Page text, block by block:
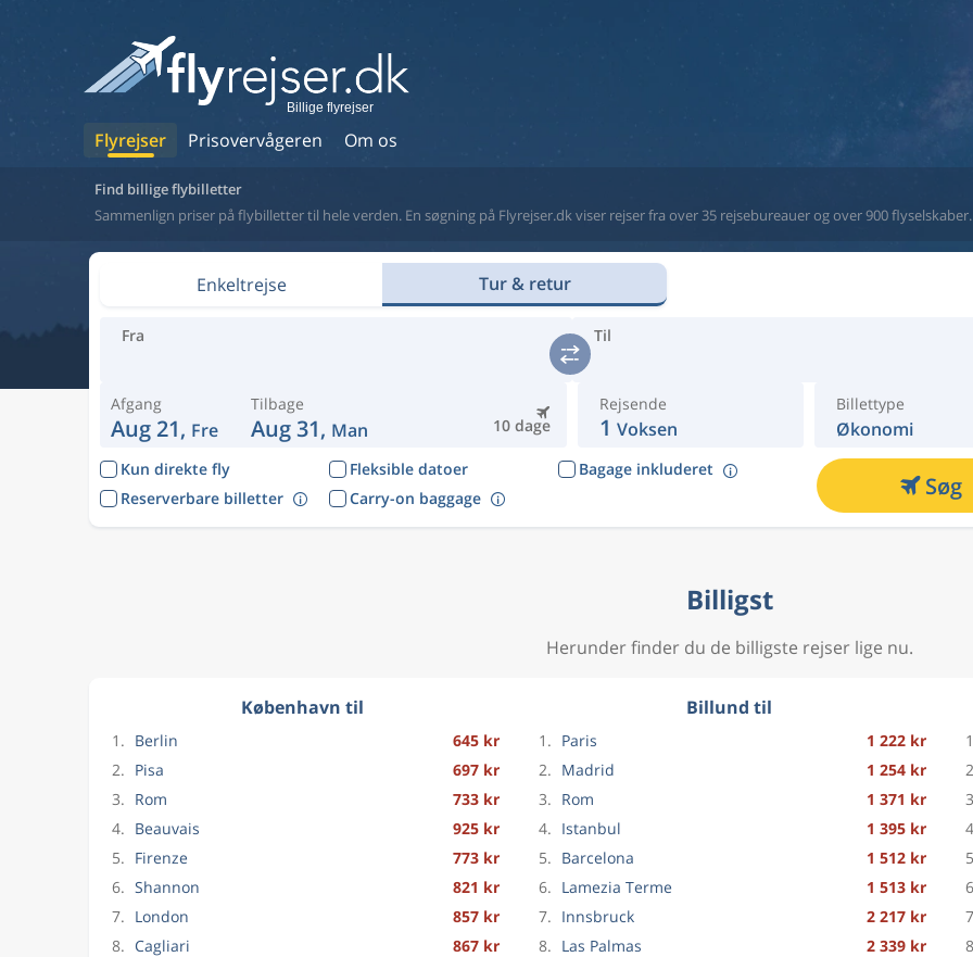
Flyrejser Prisovervågeren Om os
Billige flyrejser
Find billige flybilletter
Find billige flybilletter
Sammenlign priser på flybilletter til hele verden. En søgning på Flyrejser.dk viser rejser fra over 35 rejsebureauer og over 900
Enkeltrejse Tur & retur
Fra Til
Afgang
Aug 21, Fre 10 dage
Tilbage
Aug 31, Man
Rejsende
1 Voksen
Billettype
Økonomi
Kun direkte fly Fleksible datoer
Bagage inkluderet
Reserverbare billetter
Carry-on baggage Søg
Billigst
Herunder finder du de billigste rejser lige nu.
København til
1. Berlin
645 kr
2. Pisa
697 kr
3. Rom
733 kr
4. Beauvais
925 kr
5. Firenze
773 kr
6. Shannon
821 kr
7. London
857 kr
8. Cagliari
867 kr
Billund til
1. Paris
1 222 kr
2. Madrid
1 254 kr
3. Rom
1 371 kr
4. Istanbul
1 395 kr
5. Barcelona
1 512 kr
6. Lamezia Terme
1 513 kr
7. Innsbruck
2 217 kr
8. Las Palmas
2 339 kr